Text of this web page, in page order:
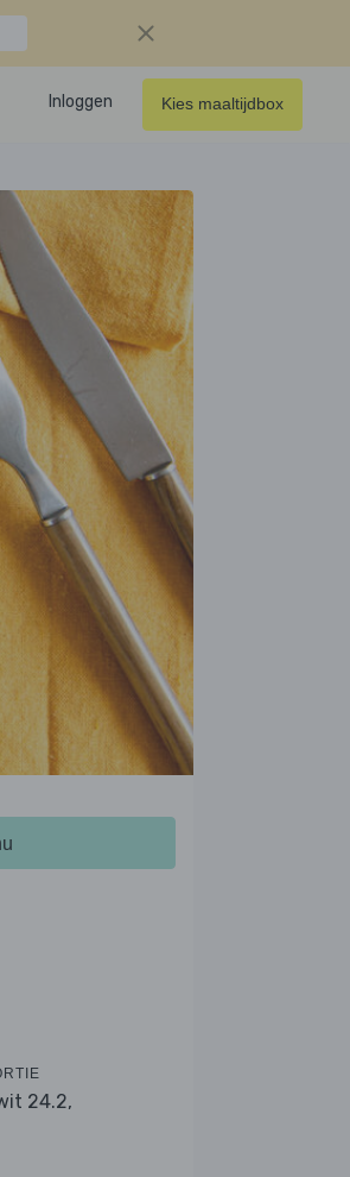
Inloggen Kies maaltijdbox
24.2,